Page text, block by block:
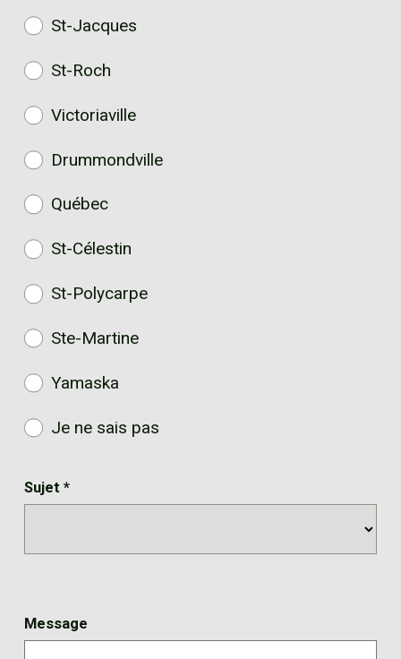
St-Jacques
St-Roch
Victoriaville
Drummondville
Québec
St-Célestin
St-Polycarpe
Ste-Martine
Yamaska
Je ne sais pas
Sujet *
Message